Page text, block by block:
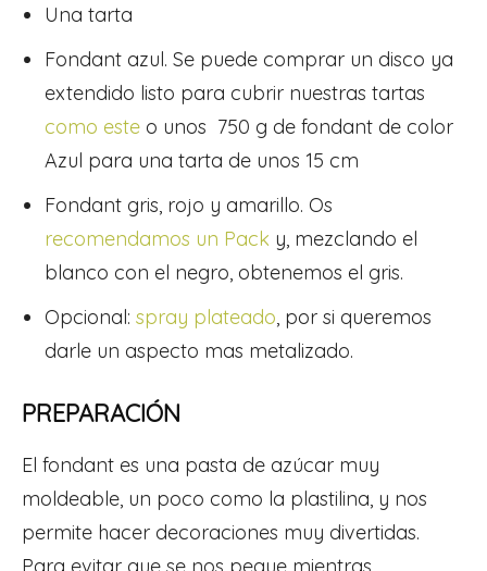
Una tarta
Fondant azul. Se puede comprar un disco ya
extendido listo para cubrir nuestras tartas
como este o unos 750 g de fondant de color
Azul para una tarta de unos 15 cm
Fondant gris, rojo y amarillo. Os
recomendamos un Pack y, mezclando el
blanco con el negro, obtenemos el gris.
Opcional: spray plateado, por si queremos
darle un aspecto mas metalizado.
PREPARACIÓN
El fondant es una pasta de azúcar muy
moldeable, un poco como la plastilina, y nos
permite hacer decoraciones muy divertidas.